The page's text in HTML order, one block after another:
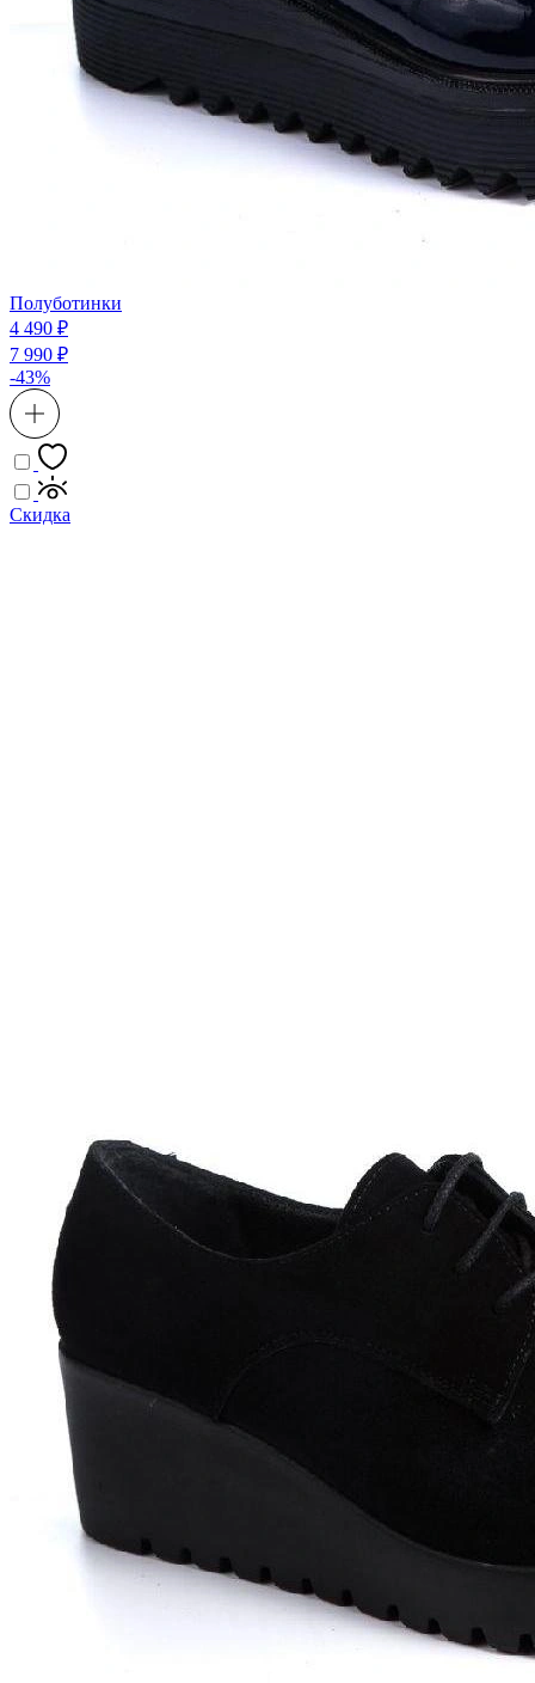
Полуботинки
4 490 ₽
7 990 ₽
-43%
Скидка